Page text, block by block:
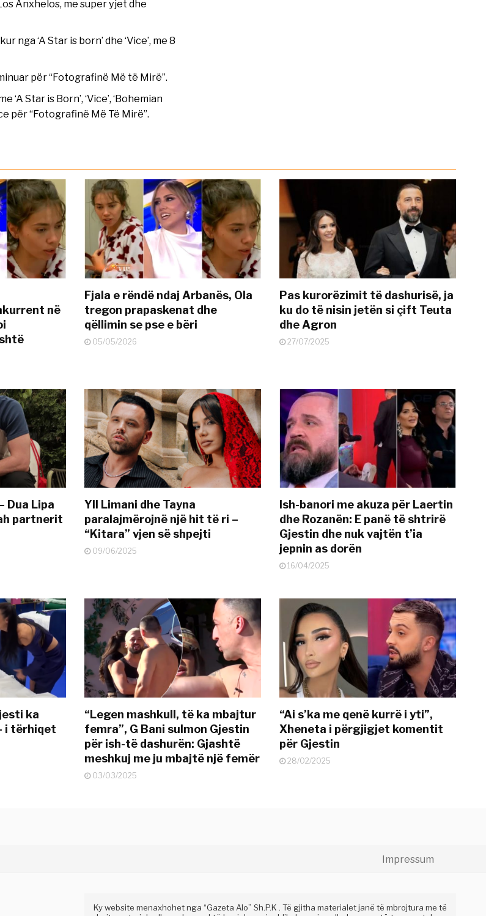
Anxhelos, me super yjet dhe
nga ‘A Star is born’ dhe ‘Vice’, me 8
për “Fotografinë Më të Mirë”.
Star is Born’, ‘Vice’, ‘Bohemian
për “Fotografinë Më Të Mirë”.
në
Fjala e rëndë ndaj Arbanës, Ola
tregon prapaskenat dhe
qëllimin se pse e bëri
05/05/2026
Pas kurorëzimit të dashurisë, ja
ku do të nisin jetën si çift Teuta
dhe Agron
27/07/2025
Dua Lipa
partnerit
Yll Limani dhe Tayna
paralajmërojnë një hit të ri –
“Kitara” vjen së shpejti
09/06/2025
Ish-banori me akuza për Laertin
dhe Rozanën: E panë të shtrirë
Gjestin dhe nuk vajtën t’ia
jepnin as dorën
16/04/2025
ka
i tërhiqet
“Legen mashkull, të ka mbajtur
femra”, G Bani sulmon Gjestin
për ish-të dashurën: Gjashtë
meshkuj me ju mbajtë një femër
03/03/2025
“Ai s’ka me qenë kurrë i yti”,
Xheneta i përgjigjet komentit
për Gjestin
28/02/2025
Impressum
Ky website menaxhohet nga “Gazeta Alo” Sh.P.K . Të gjitha materialet janë të mbrojtura me të